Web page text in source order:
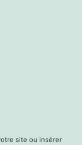
site ou insérer